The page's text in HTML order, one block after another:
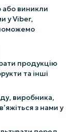
виникли
у Viber,
продукцію
та інші
виробника,
з нами у